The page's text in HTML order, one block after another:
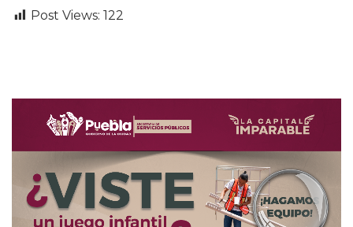
Post Views: 122